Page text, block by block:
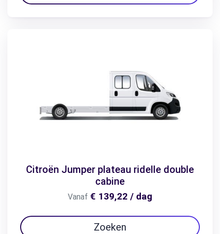
Citroën Jumper plateau ridelle double
cabine
Vanaf € 139,22 / dag
Zoeken